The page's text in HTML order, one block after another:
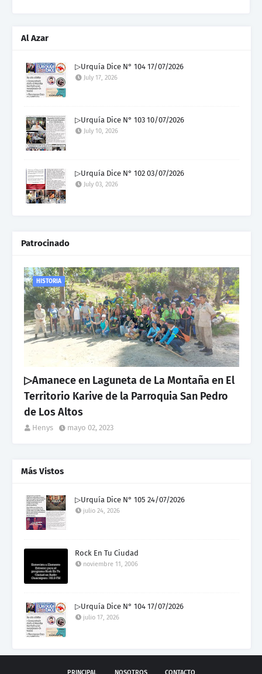
Al Azar
▷Urquía Dice N° 104 17/07/2026
July 17, 2026
▷Urquía Dice N° 103 10/07/2026
July 10, 2026
▷Urquía Dice N° 102 03/07/2026
July 03, 2026
Patrocinado
HISTORIA
▷Amanece en Laguneta de La Montaña en El
Territorio Karive de la Parroquia San Pedro
de Los Altos
Henys mayo 02, 2023
Más Vistos
▷Urquía Dice N° 105 24/07/2026
julio 24, 2026
Rock En Tu Ciudad
noviembre 11, 2006
▷Urquía Dice N° 104 17/07/2026
julio 17, 2026